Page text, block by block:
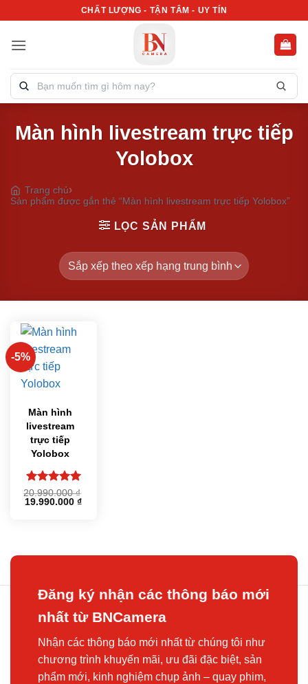
nội
CHẤT LƯỢNG - TẬN TÂM - UY TÍN
Tìm
kiếm
phẩm:
Màn hình livestream trực tiếp
Yolobox
Trang chủ
Sản phẩm được gắn thẻ “Màn hình livestream trực tiếp Yolobox”
LỌC SẢN PHẨM
-5%
Màn hình
livestream
trực tiếp
Yolobox
Được xếp
hạng55
20.990.000₫
Giá
19.990.000₫Giá
Đăng ký nhận các thông báo mới
nhất từ BNCamera
Nhận các thông báo mới nhất từ chúng tôi như
chương trình khuyến mãi, ưu đãi đặc biệt, sản
phẩm mới, kinh nghiệm chụp ảnh – quay phim,